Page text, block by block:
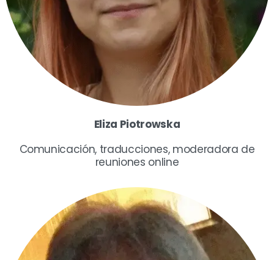
Eliza Piotrowska
Comunicación, traducciones, moderadora de
reuniones online